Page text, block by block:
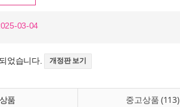
03-04
었습니다. 개정판 보기
품 중고상품 (113)